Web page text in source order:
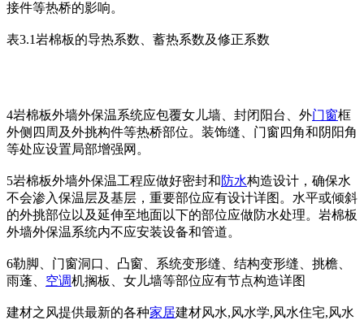
接件等热桥的影响。
表3.1岩棉板的导热系数、蓄热系数及修正系数
4岩棉板外墙外保温系统应包覆女儿墙、封闭阳台、外门窗框
外侧四周及外挑构件等热桥部位。装饰缝、门窗四角和阴阳角
等处应设置局部增强网。
5岩棉板外墙外保温工程应做好密封和防水构造设计，确保水
不会渗入保温层及基层，重要部位应有设计详图。水平或倾斜
的外挑部位以及延伸至地面以下的部位应做防水处理。岩棉板
外墙外保温系统内不应安装设备和管道。
6勒脚、门窗洞口、凸窗、系统变形缝、结构变形缝、挑檐、
雨蓬、 空调机搁板、女儿墙等部位应有节点构造详图
建材之风提供最新的各种家居建材风水,风水学,风水住宅,风水